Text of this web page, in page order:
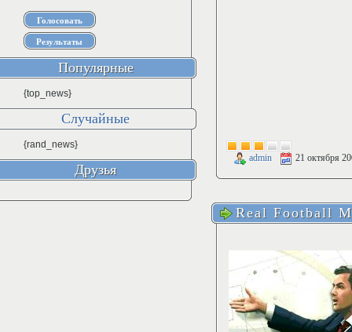
admin 21 октября
Real Football
Популярные
{top_news}
Случайные
{rand_news}
Друзья